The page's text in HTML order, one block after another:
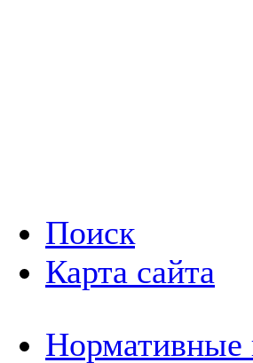
Поиск
Карта сайта
Нормативные